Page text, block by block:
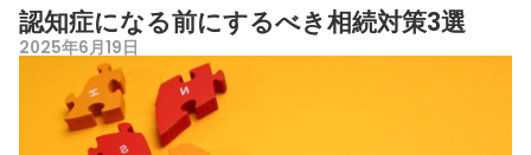
認知症になる前にするべき相続対策3選
2025年6月19日